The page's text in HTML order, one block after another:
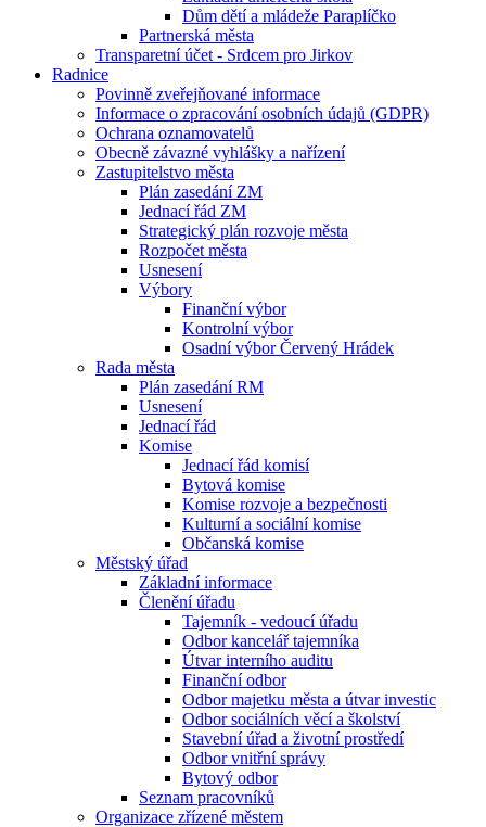
Dům dětí a mládeže Paraplíčko
Partnerská města
Transparetní účet - Srdcem pro Jirkov
Radnice
Povinně zveřejňované informace
Informace o zpracování osobních údajů (GDPR)
Ochrana oznamovatelů
Obecně závazné vyhlášky a nařízení
Zastupitelstvo města
Plán zasedání ZM
Jednací řád ZM
Strategický plán rozvoje města
Rozpočet města
Usnesení
Výbory
Finanční výbor
Kontrolní výbor
Osadní výbor Červený Hrádek
Rada města
Plán zasedání RM
Usnesení
Jednací řád
Komise
Jednací řád komisí
Bytová komise
Komise rozvoje a bezpečnosti
Kulturní a sociální komise
Občanská komise
Městský úřad
Základní informace
Členění úřadu
Tajemník - vedoucí úřadu
Odbor kancelář tajemníka
Útvar interního auditu
Finanční odbor
Odbor majetku města a útvar investic
Odbor sociálních věcí a školství
Stavební úřad a životní prostředí
Odbor vnitřní správy
Bytový odbor
Seznam pracovníků
Organizace zřízené městem